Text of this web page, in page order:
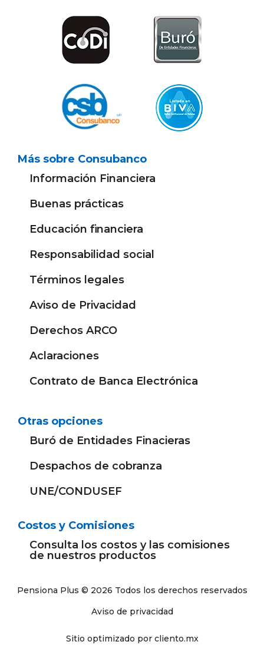
Más sobre Consubanco
Información Financiera
Buenas prácticas
Educación financiera
Responsabilidad social
Términos legales
Aviso de Privacidad
Derechos ARCO
Aclaraciones
Contrato de Banca Electrónica
Otras opciones
Buró de Entidades Finacieras
Despachos de cobranza
UNE/CONDUSEF
Costos y Comisiones
Consulta los costos y las comisiones
de nuestros productos
Pensiona Plus © 2026 Todos los derechos reservados
Aviso de privacidad
Sitio optimizado por cliento.mx